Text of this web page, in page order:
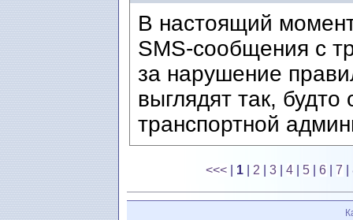
В настоящий
SMS-сообщения с
за нарушение
выглядят так,
транспортной
<<< 1 2 |3 |4 5 |6 |7 |